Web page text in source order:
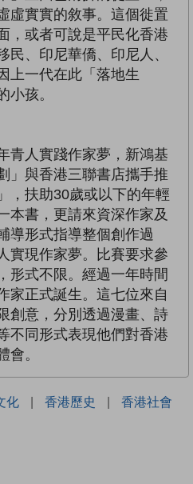
虛實實的敘事。這個徙置
，或者可說是平民化香港
民、印尼華僑、印尼人、
上一代在此「落地生
小孩。
青人實踐作家夢，新鴻基
」與香港三聯書店攜手推
，扶助30歲或以下的年輕
本書，更請來資深作家及
導形式指導整個創作過
實現作家夢。比賽要求參
形式不限。經過一年時間
家正式誕生。這七位來自
創意，分別透過漫畫、詩
不同形式表現他們對香港
會。
化 | 香港歷史 |
香港社會